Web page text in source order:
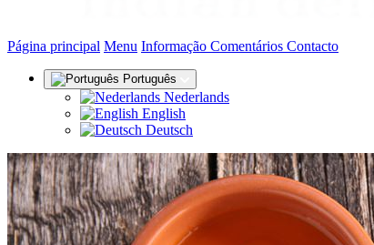
Página principal Menu Informação Comentários Contacto(actual)
Português
Nederlands
English
Deutsch